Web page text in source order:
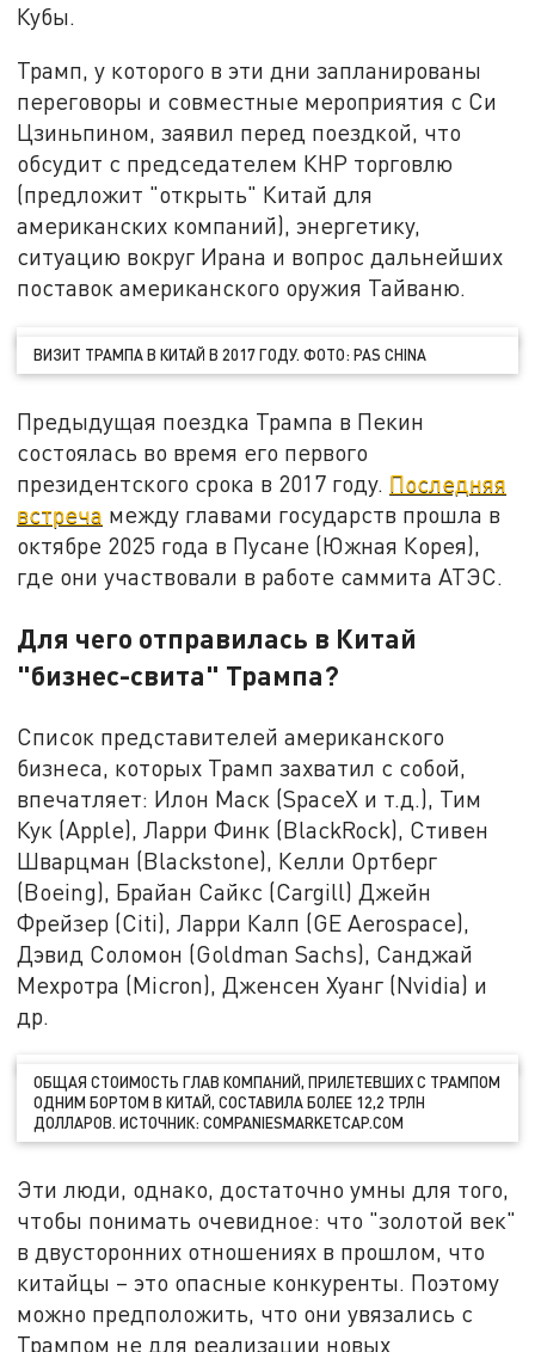
Кубы.
Трамп, у которого в эти дни запланированы
переговоры и совместные мероприятия с Си
Цзиньпином, заявил перед поездкой, что
обсудит с председателем КНР торговлю
(предложит "открыть" Китай для
американских компаний), энергетику,
ситуацию вокруг Ирана и вопрос дальнейших
поставок американского оружия Тайваню.
ВИЗИТ ТРАМПА В КИТАЙ В 2017 ГОДУ. ФОТО: PAS CHINA
Предыдущая поездка Трампа в Пекин
состоялась во время его первого
президентского срока в 2017 году. Последняя
встреча между главами государств прошла в
октябре 2025 года в Пусане (Южная Корея),
где они участвовали в работе саммита АТЭС.
Для чего отправилась в Китай
"бизнес-свита" Трампа?
Список представителей американского
бизнеса, которых Трамп захватил с собой,
впечатляет: Илон Маск (SpaceX и т.д.), Тим
Кук (Apple), Ларри Финк (BlackRock), Стивен
Шварцман (Blackstone), Келли Ортберг
(Boeing), Брайан Сайкс (Cargill) Джейн
Фрейзер (Citi), Ларри Калп (GE Aerospace),
Дэвид Соломон (Goldman Sachs), Санджай
Мехротра (Micron), Дженсен Хуанг (Nvidia) и
др.
ОБЩАЯ СТОИМОСТЬ ГЛАВ КОМПАНИЙ, ПРИЛЕТЕВШИХ С ТРАМПОМ
ОДНИМ БОРТОМ В КИТАЙ, СОСТАВИЛА БОЛЕЕ 12,2 ТРЛН
ДОЛЛАРОВ. ИСТОЧНИК: COMPANIESMARKETCAP.COM
Эти люди, однако, достаточно умны для того,
чтобы понимать очевидное: что "золотой век"
в двусторонних отношениях в прошлом, что
китайцы – это опасные конкуренты. Поэтому
можно предположить, что они увязались с
Трампом не для реализации новых